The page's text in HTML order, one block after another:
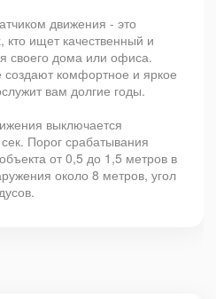
движения - это
ищет качественный и
своего дома или офиса.
комфортное и яркое
вам долгие годы.
выключается
Порог срабатывания
от 0,5 до 1,5 метров в
около 8 метров, угол